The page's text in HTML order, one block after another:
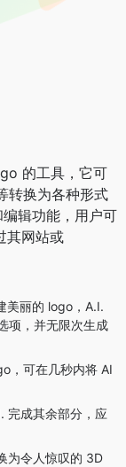
的工具，它可
转换为各种形式
辑功能，用户可
其网站或
美丽的 logo，A.I.
项，并无限次生成
，可在几秒内将 AI
完成其余部分，应
为令人惊叹的 3D